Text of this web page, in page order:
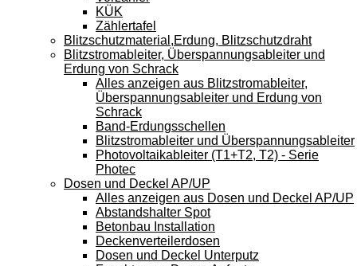
KÜK
Zählertafel
Blitzschutzmaterial,Erdung, Blitzschutzdraht
Blitzstromableiter, Überspannungsableiter und
Erdung von Schrack
Alles anzeigen aus Blitzstromableiter,
Überspannungsableiter und Erdung von
Schrack
Band-Erdungsschellen
Blitzstromableiter und Überspannungsableiter
Photovoltaikableiter (T1+T2, T2) - Serie
Photec
Dosen und Deckel AP/UP
Alles anzeigen aus Dosen und Deckel AP/UP
Abstandshalter Spot
Betonbau Installation
Deckenverteilerdosen
Dosen und Deckel Unterputz